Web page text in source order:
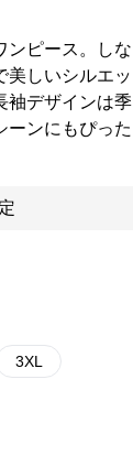
ンピース。しな
美しいシルエッ
袖デザインは季
ーンにもぴった
3XL